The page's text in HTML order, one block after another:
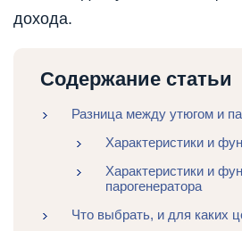
дохода.
Содержание статьи
Разница между утюгом и
Характеристики и
Характеристики и
парогенератора
Что выбрать, и для каких